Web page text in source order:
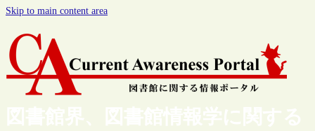
Skip to main content area
図書館界、図書館情報学に関する